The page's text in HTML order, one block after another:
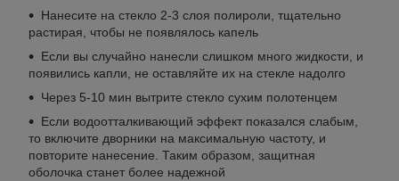
Нанесите на стекло 2-3 слоя полироли, тщательно
растирая, чтобы не появлялось капель
Если вы случайно нанесли слишком много жидкости, и
появились капли, не оставляйте их на стекле надолго
Через 5-10 мин вытрите стекло сухим полотенцем
Если водоотталкивающий эффект показался слабым,
то включите дворники на максимальную частоту, и
повторите нанесение. Таким образом, защитная
оболочка станет более надежной